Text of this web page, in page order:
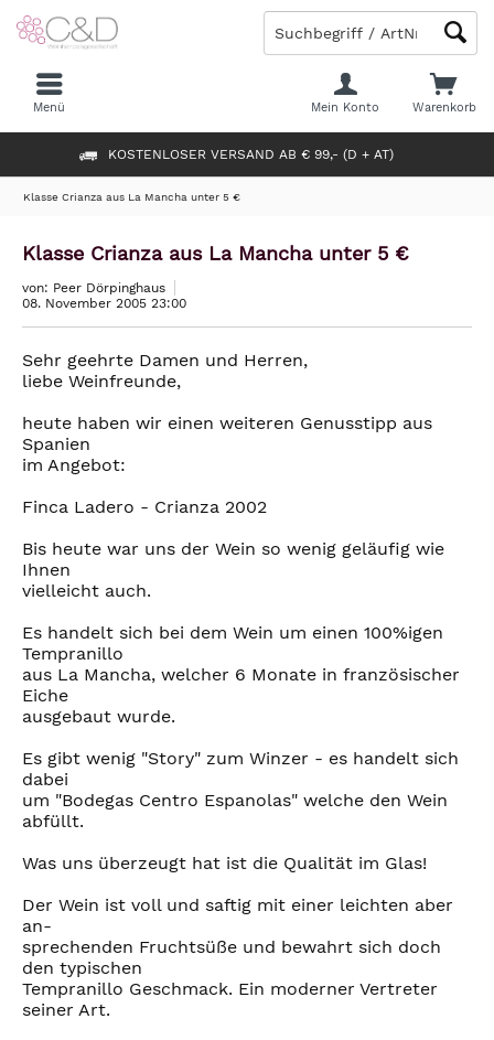
KOSTENLOSER VERSAND AB € 99,- (D + AT)
Warenkorb
Mein Konto
Menü
Klasse Crianza aus La Mancha unter 5 €
Klasse Crianza aus La Mancha unter 5 €
von: Peer Dörpinghaus
08. November 2005 23:00
Sehr geehrte Damen und Herren,
liebe Weinfreunde,
heute haben wir einen weiteren Genusstipp aus
Spanien
im Angebot:
Finca Ladero - Crianza 2002
Bis heute war uns der Wein so wenig geläufig wie
Ihnen
vielleicht auch.
Es handelt sich bei dem Wein um einen 100%igen
Tempranillo
aus La Mancha, welcher 6 Monate in französischer
Eiche
ausgebaut wurde.
Es gibt wenig "Story" zum Winzer - es handelt sich
dabei
um "Bodegas Centro Espanolas" welche den Wein
abfüllt.
Was uns überzeugt hat ist die Qualität im Glas!
Der Wein ist voll und saftig mit einer leichten aber
an-
sprechenden Fruchtsüße und bewahrt sich doch
den typischen
Tempranillo Geschmack. Ein moderner Vertreter
seiner Art.